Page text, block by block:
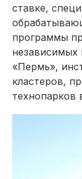
ставке,
программы
«Пермь»,
кластеров,
технопарков